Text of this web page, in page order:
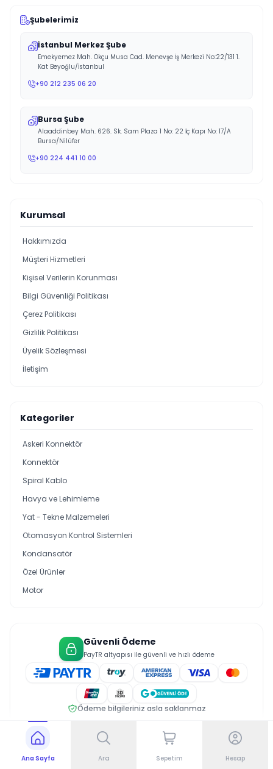
Ana Sayfa Ara Sepetim Hesap
Şubelerimiz
İstanbul Merkez Şube
Emekyemez Mah. Okçu Musa Cad. Menevşe İş Merkezi No:22/131 1.
Kat Beyoğlu/İstanbul
+90 212 235 06 20
Bursa Şube
Alaaddinbey Mah. 626. Sk. Sam Plaza 1 No: 22 İç Kapı No: 17/A
Bursa/Nilüfer
+90 224 441 10 00
Kurumsal
Hakkımızda
Müşteri Hizmetleri
Kişisel Verilerin Korunması
Bilgi Güvenliği Politikası
Çerez Politikası
Gizlilik Politikası
Üyelik Sözleşmesi
İletişim
Kategoriler
Askeri Konnektör
Konnektör
Spiral Kablo
Havya ve Lehimleme
Yat - Tekne Malzemeleri
Otomasyon Kontrol Sistemleri
Kondansatör
Özel Ürünler
Motor
Güvenli Ödeme
PayTR altyapısı ile güvenli ve hızlı ödeme
Ödeme bilgileriniz asla saklanmaz
Gizlilik PolitikasıÜyelik SözleşmesiÇerez Politikası